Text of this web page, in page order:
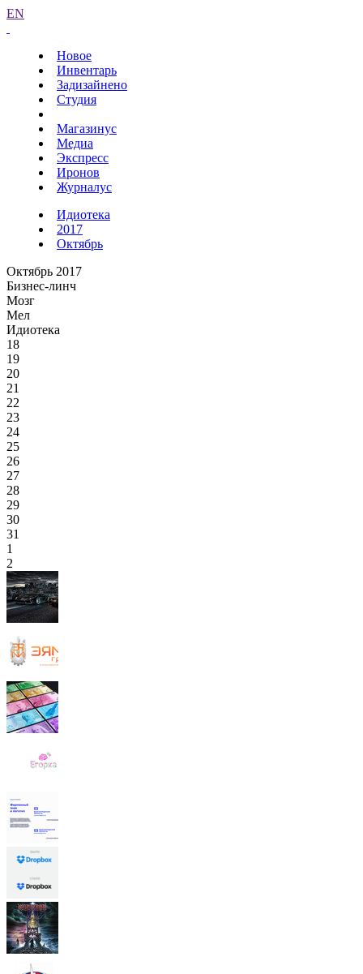
EN
Новое
Инвентарь
Задизайнено
Студия
Магазинус
Медиа
Экспресс
Иронов
Журналус
Идиотека
2017
Октябрь
Октябрь 2017
Бизнес-линч
Мозг
Мел
Идиотека
18
19
20
21
22
23
24
25
26
27
28
29
30
31
1
2